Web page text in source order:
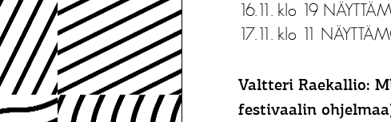
16.11. klo 19
17.11. klo 11
Valtteri Raekallio:
festivaalin